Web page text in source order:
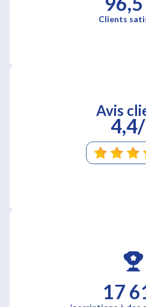
Clients
Avis
17